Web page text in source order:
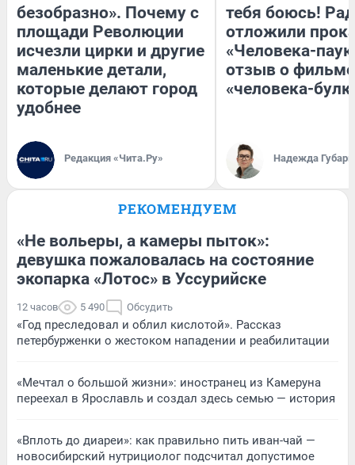
безобразно». Почему с
площади Революции
исчезли цирки и другие
маленькие детали,
которые делают город
удобнее
Редакция «Чита.Ру»
тебя боюсь!
отложили
«Человека-
отзыв о
«человека-
Надежда Губарь
РЕКОМЕНДУЕМ
«Не вольеры, а камеры пыток»:
девушка пожаловалась на состояние
экопарка «Лотос» в Уссурийске
12 часов 5 490 Обсудить
«Год преследовал и облил кислотой». Рассказ
петербурженки о жестоком нападении и реабилитации
«Мечтал о большой жизни»: иностранец из Камеруна
переехал в Ярославль и создал здесь семью — история
«Вплоть до диареи»: как правильно пить иван-чай —
новосибирский нутрициолог подсчитал допустимое